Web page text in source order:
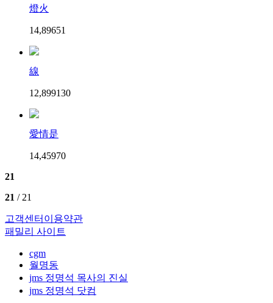
燈火
14,89651
線
12,899130
愛情是
14,45970
21
21 / 21
고객센터 이용약관
패밀리 사이트
cgm
월명동
jms 정명석 목사의 진실
jms 정명석 닷컴